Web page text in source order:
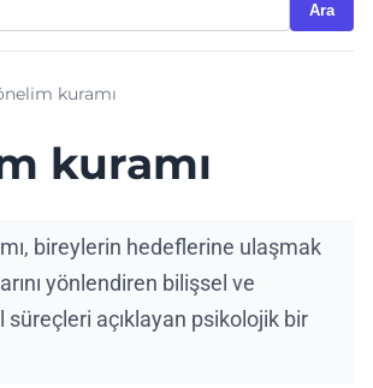
Ara
kuramı
kuramı
bireylerin hedeflerine ulaşmak
yönlendiren bilişsel ve
açıklayan psikolojik bir